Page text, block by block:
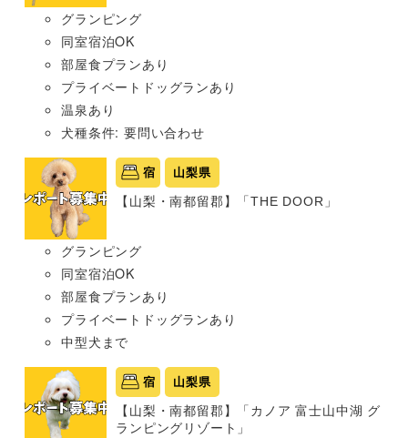
グランピング
同室宿泊OK
部屋食プランあり
プライベートドッグランあり
温泉あり
犬種条件: 要問い合わせ
宿 山梨県
【山梨・南都留郡】「THE DOOR」
グランピング
同室宿泊OK
部屋食プランあり
プライベートドッグランあり
中型犬まで
宿 山梨県
【山梨・南都留郡】「カノア 富士山中湖 グ
ランピングリゾート」